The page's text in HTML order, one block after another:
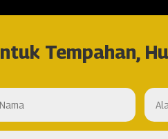
Tempahan,